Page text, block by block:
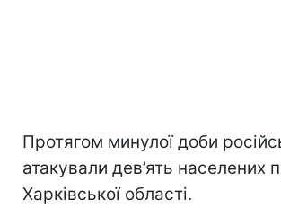
Протягом минулої доби
атакували дев’ять населених
Харківської області.